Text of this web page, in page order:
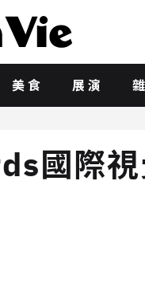
美食 展演
國際視